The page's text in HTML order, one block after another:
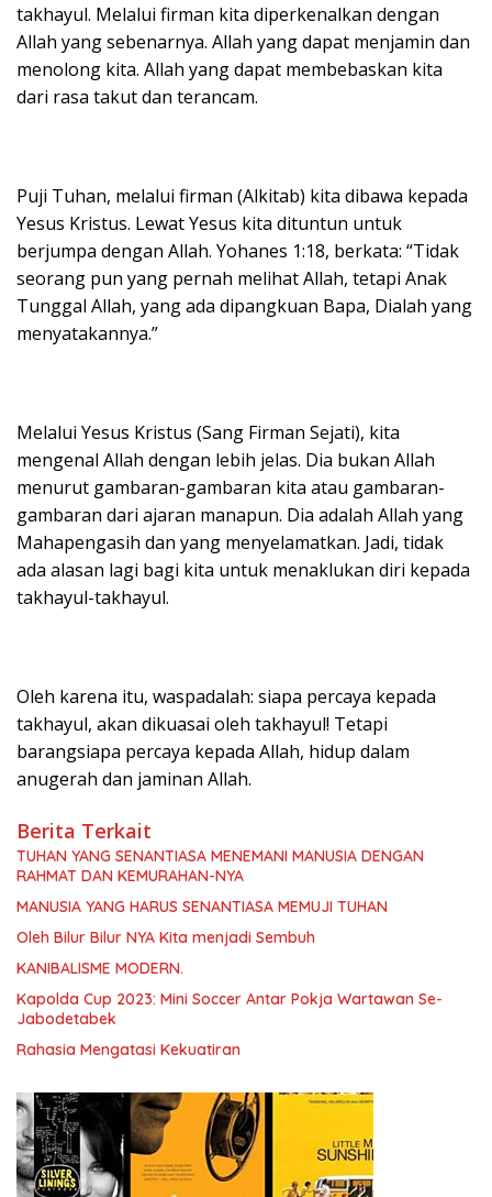
takhayul. Melalui firman kita diperkenalkan dengan
Allah yang sebenarnya. Allah yang dapat menjamin dan
menolong kita. Allah yang dapat membebaskan kita
dari rasa takut dan terancam.
Puji Tuhan, melalui firman (Alkitab) kita dibawa kepada
Yesus Kristus. Lewat Yesus kita dituntun untuk
berjumpa dengan Allah. Yohanes 1:18, berkata: “Tidak
seorang pun yang pernah melihat Allah, tetapi Anak
Tunggal Allah, yang ada dipangkuan Bapa, Dialah yang
menyatakannya.”
Melalui Yesus Kristus (Sang Firman Sejati), kita
mengenal Allah dengan lebih jelas. Dia bukan Allah
menurut gambaran-gambaran kita atau gambaran-
gambaran dari ajaran manapun. Dia adalah Allah yang
Mahapengasih dan yang menyelamatkan. Jadi, tidak
ada alasan lagi bagi kita untuk menaklukan diri kepada
takhayul-takhayul.
Oleh karena itu, waspadalah: siapa percaya kepada
takhayul, akan dikuasai oleh takhayul! Tetapi
barangsiapa percaya kepada Allah, hidup dalam
anugerah dan jaminan Allah.
Berita Terkait
TUHAN YANG SENANTIASA MENEMANI MANUSIA DENGAN
RAHMAT DAN KEMURAHAN-NYA
MANUSIA YANG HARUS SENANTIASA MEMUJI TUHAN
Oleh Bilur Bilur NYA Kita menjadi Sembuh
KANIBALISME MODERN.
Kapolda Cup 2023: Mini Soccer Antar Pokja Wartawan Se-
Jabodetabek
Rahasia Mengatasi Kekuatiran